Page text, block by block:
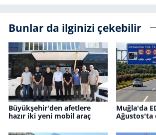
Bunlar da ilginizi çekebilir
Büyükşehir'den afetlere
hazır iki yeni mobil araç
Muğla'da
Ağustos'ta